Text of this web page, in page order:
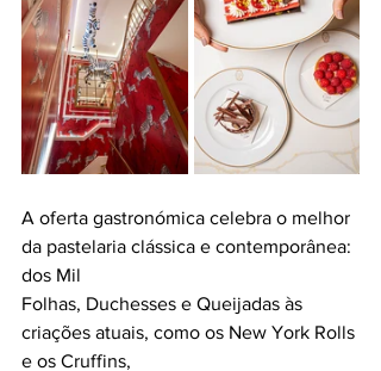
A oferta gastronómica celebra o melhor
da pastelaria clássica e contemporânea:
dos Mil
Folhas, Duchesses e Queijadas às
criações atuais, como os New York Rolls
e os Cruffins,